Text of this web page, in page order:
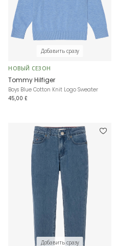
Добавить сразу
НОВЫЙ СЕЗОН
Tommy Hilfiger
Boys Blue Cotton Knit Logo Sweater
45,00 £
Добавить сразу